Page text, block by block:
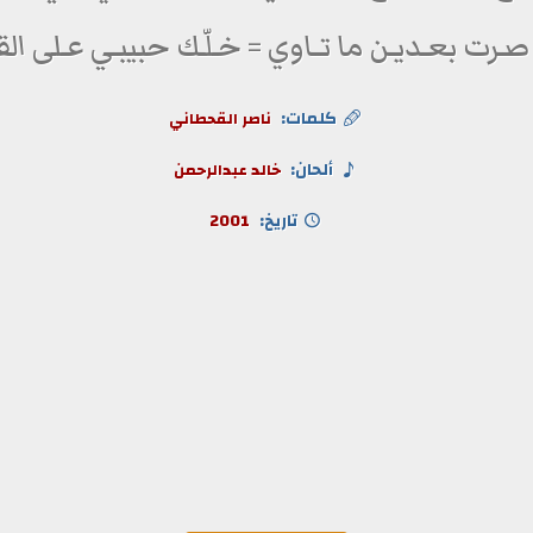
بعـديـن ما تــاوي = خـلّـك حبيبـي عـلى
كلمات: ناصر القحطاني
ألحان: خالد عبدالرحمن
تاريخ: 2001